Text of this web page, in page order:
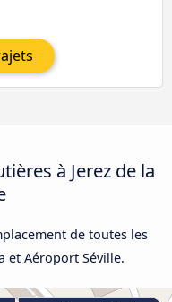
à Jerez de la
de toutes les
et Aéroport Séville.